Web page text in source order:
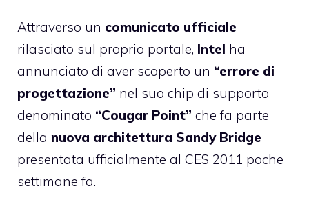
Attraverso un comunicato ufficiale
rilasciato sul proprio portale, Intel ha
annunciato di aver scoperto un “errore di
progettazione” nel suo chip di supporto
denominato “Cougar Point” che fa parte
della nuova architettura Sandy Bridge
presentata ufficialmente al CES 2011 poche
settimane fa.